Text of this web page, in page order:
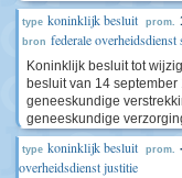
type koninklijk besluit prom.
bron federale overheidsdienst
Koninklijk besluit tot
besluit van 14
geneeskundige
geneeskundige
type koninklijk besluit prom.
overheidsdienst justitie